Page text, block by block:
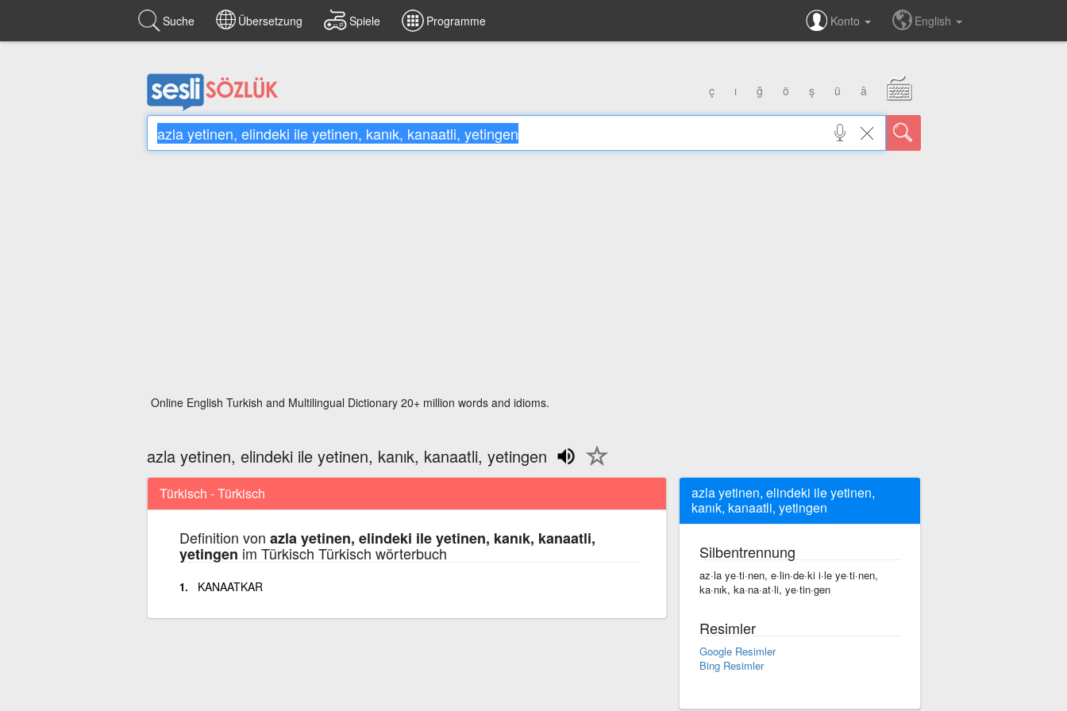
Suche Übersetzung Spiele Programme Konto English
ç ı ğ ö ş ü â
Online English Turkish and Multilingual Dictionary 20+ million words and idioms.
azla yetinen, elindeki ile yetinen, kanık, kanaatli, yetingen
Türkisch - Türkisch
Definition von azla yetinen, elindeki ile yetinen, kanık, kanaatli,
yetingen im Türkisch Türkisch wörterbuch
KANAATKAR
azla yetinen, elindeki ile yetinen,
kanık, kanaatli, yetingen
Silbentrennung
az·la ye·ti·nen, e·lin·de·ki i·le ye·ti·nen,
ka·nık, ka·na·at·li, ye·tin·gen
Resimler
Google Resimler
Bing Resimler